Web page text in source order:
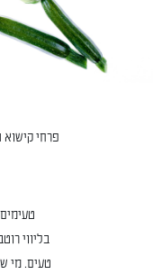
פרחי קישוא
בליווי
טעים. מי